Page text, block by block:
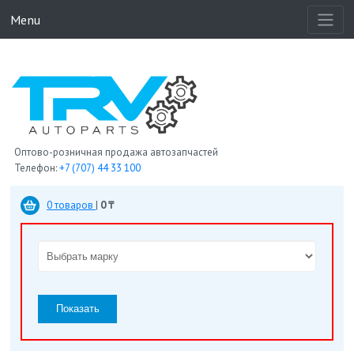
Menu
Оптово-розничная продажа автозапчастей
Телефон:+7 (707) 44 33 100
0 товаров | 0 ₸
Показать